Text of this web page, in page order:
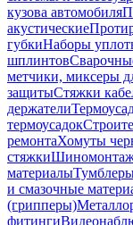
кузова автомобиля
акустические
губкиНаборы
шплинтов
метчики, миксеры
защитыСтяжки
держатели
термоусадок
ремонтаХомуты
стяжки
материалы
и смазочные
(грипперы)
фитинги